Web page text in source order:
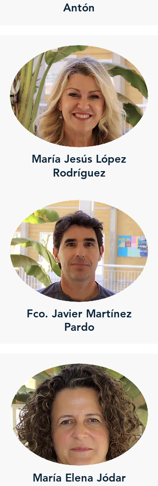
Antón
María Jesús López
Rodríguez
Fco. Javier Martínez
Pardo
María Elena Jódar